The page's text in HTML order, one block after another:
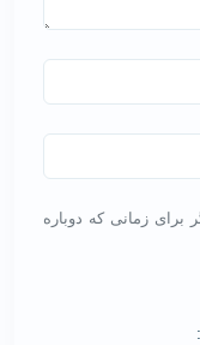
برای زمانی که دوباره